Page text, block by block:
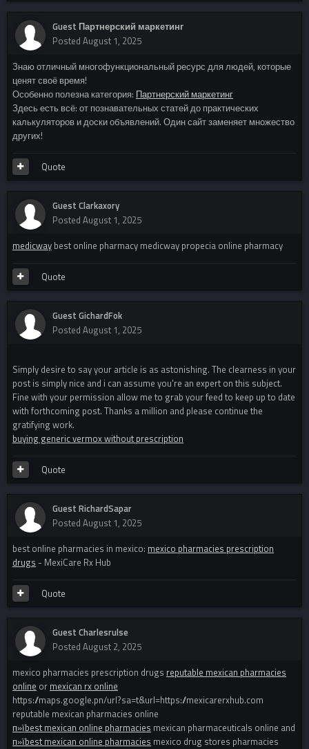
Guest Партнерский маркетинг
Posted August 1, 2025
Знаю отличный многофункциональный ресурс для людей, которые
ценят своё время!
Особенно полезна категория: Партнерский маркетинг
Здесь есть всё: от познавательных статей до практических
калькуляторов и доски объявлений. Один сайт заменяет множество
других!
Quote
Guest Clarkaxory
Posted August 1, 2025
medicway best online pharmacy medicway propecia online pharmacy
Quote
Guest GichardFok
Posted August 1, 2025
Simply desire to say your article is as astonishing. The clearness in your
post is simply nice and i can assume you're an expert on this subject.
Fine with your permission allow me to grab your feed to keep up to date
with forthcoming post. Thanks a million and please continue the
gratifying work.
buying generic vermox without prescription
Quote
Guest RichardSapar
Posted August 1, 2025
best online pharmacies in mexico: mexico pharmacies prescription
drugs - MexiCare Rx Hub
Quote
Guest Charlesrulse
Posted August 2, 2025
mexico pharmacies prescription drugs reputable mexican pharmacies
online or mexican rx online
https://maps.google.pn/url?sa=t&url=https://mexicarerxhub.com
reputable mexican pharmacies online
п»їbest mexican online pharmacies mexican pharmaceuticals online and
п»їbest mexican online pharmacies mexico drug stores pharmacies